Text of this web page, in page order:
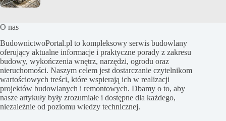
O nas
BudownictwoPortal.pl to kompleksowy serwis budowlany
oferujący aktualne informacje i praktyczne porady z zakresu
budowy, wykończenia wnętrz, narzędzi, ogrodu oraz
nieruchomości. Naszym celem jest dostarczanie czytelnikom
wartościowych treści, które wspierają ich w realizacji
projektów budowlanych i remontowych. Dbamy o to, aby
nasze artykuły były zrozumiałe i dostępne dla każdego,
niezależnie od poziomu wiedzy technicznej.